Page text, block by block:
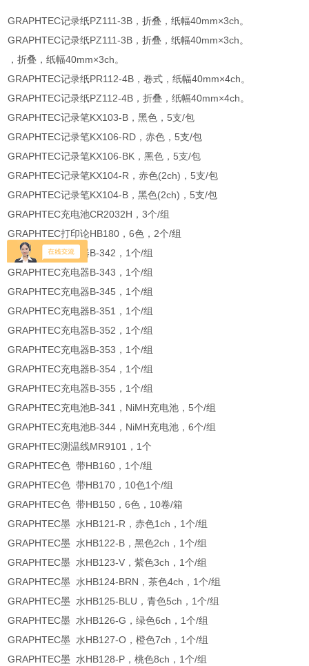
GRAPHTEC记录纸PZ111-3B，折叠，纸幅40mm×3ch。
GRAPHTEC记录纸PZ111-3B，折叠，纸幅40mm×3ch。
，折叠，纸幅40mm×3ch。
GRAPHTEC记录纸PR112-4B，卷式，纸幅40mm×4ch。
GRAPHTEC记录纸PZ112-4B，折叠，纸幅40mm×4ch。
GRAPHTEC记录笔KX103-B，黑色，5支/包
GRAPHTEC记录笔KX106-RD，赤色，5支/包
GRAPHTEC记录笔KX106-BK，黑色，5支/包
GRAPHTEC记录笔KX104-R，赤色(2ch)，5支/包
GRAPHTEC记录笔KX104-B，黑色(2ch)，5支/包
GRAPHTEC充电池CR2032H，3个/组
GRAPHTEC打印论HB180，6色，2个/组
GRAPHTEC充电器B-342，1个/组
GRAPHTEC充电器B-343，1个/组
GRAPHTEC充电器B-345，1个/组
GRAPHTEC充电器B-351，1个/组
GRAPHTEC充电器B-352，1个/组
GRAPHTEC充电器B-353，1个/组
GRAPHTEC充电器B-354，1个/组
GRAPHTEC充电器B-355，1个/组
GRAPHTEC充电池B-341，NiMH充电池，5个/组
GRAPHTEC充电池B-344，NiMH充电池，6个/组
GRAPHTEC测温线MR9101，1个
GRAPHTEC色 带HB160，1个/组
GRAPHTEC色 带HB170，10色1个/组
GRAPHTEC色 带HB150，6色，10卷/箱
GRAPHTEC墨 水HB121-R，赤色1ch，1个/组
GRAPHTEC墨 水HB122-B，黑色2ch，1个/组
GRAPHTEC墨 水HB123-V，紫色3ch，1个/组
GRAPHTEC墨 水HB124-BRN，茶色4ch，1个/组
GRAPHTEC墨 水HB125-BLU，青色5ch，1个/组
GRAPHTEC墨 水HB126-G，绿色6ch，1个/组
GRAPHTEC墨 水HB127-O，橙色7ch，1个/组
GRAPHTEC墨 水HB128-P，桃色8ch，1个/组